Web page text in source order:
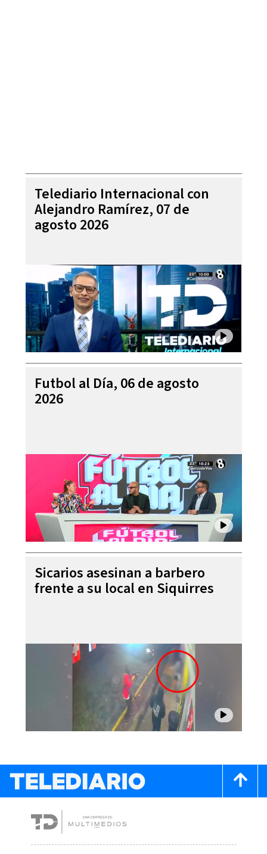
Telediario Internacional con
Alejandro Ramírez, 07 de
agosto 2026
Futbol al Día, 06 de agosto
2026
Sicarios asesinan a barbero
frente a su local en Siquirres